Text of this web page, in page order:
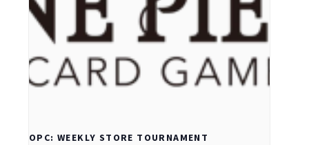
OPC: WEEKLY STORE TOURNAMENT